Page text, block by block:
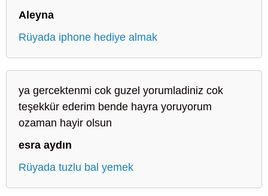
Aleyna
Rüyada iphone hediye almak
ya gercektenmi cok guzel yorumladiniz cok
teşekkür ederim bende hayra yoruyorum
ozaman hayir olsun
esra aydın
Rüyada tuzlu bal yemek